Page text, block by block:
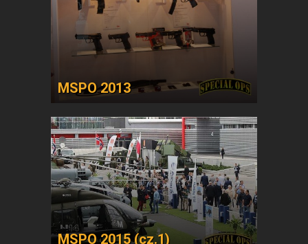
MSPO 2013
MSPO 2015 (cz.1)